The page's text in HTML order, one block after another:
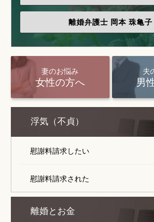
離婚弁護士 岡本 珠亀子
妻のお悩み
女性の方へ
夫
男
浮気（不貞）
慰謝料請求したい
慰謝料請求された
離婚とお金